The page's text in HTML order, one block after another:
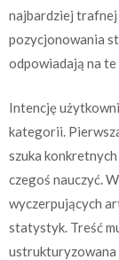
najbardziej trafnej
pozycjonowania
odpowiadają na
Intencję
kategorii.
szuka
czegoś nauczyć.
wyczerpujących
statystyk. Treść
ustrukturyzowana